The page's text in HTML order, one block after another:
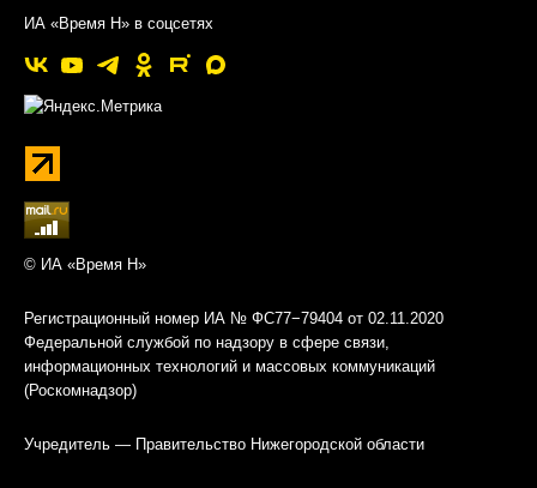
ИА «Время Н» в соцсетях
© ИА «Время Н»
Регистрационный номер ИА № ФС77−79404 от 02.11.2020
Федеральной службой по надзору в сфере связи,
информационных технологий и массовых коммуникаций
(Роскомнадзор)
Учредитель — Правительство Нижегородской области